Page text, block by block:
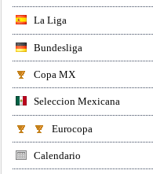
La Liga
Bundesliga
Copa MX
Seleccion Mexicana
Eurocopa
Calendario